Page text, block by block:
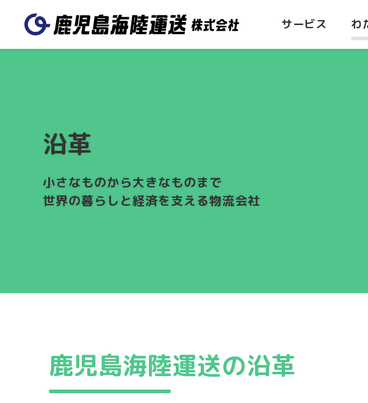
サービス
トラック輸送
国内航空輸送
国際航空輸送 国際海上輸送
わ
わたしたちのつよみ
鹿児島海陸運送 本
社
沿革
小さなものから大きなものまで
世界の暮らしと経済を支える物流会社
鹿児島海陸運送の沿革